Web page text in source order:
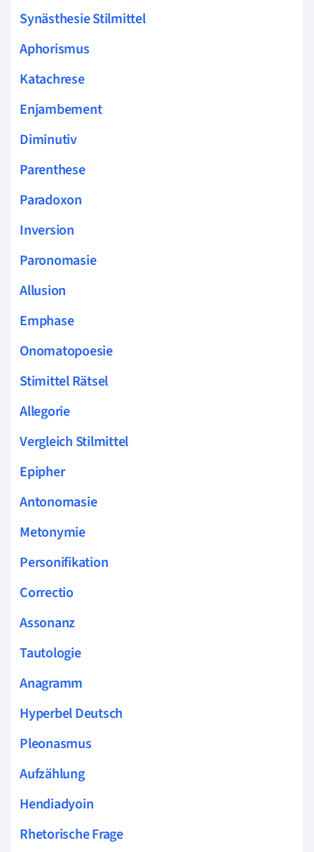
Synästhesie Stilmittel
Aphorismus
Katachrese
Enjambement
Diminutiv
Parenthese
Paradoxon
Inversion
Paronomasie
Allusion
Emphase
Onomatopoesie
Stimittel Rätsel
Allegorie
Vergleich Stilmittel
Epipher
Antonomasie
Metonymie
Personifikation
Correctio
Assonanz
Tautologie
Anagramm
Hyperbel Deutsch
Pleonasmus
Aufzählung
Hendiadyoin
Rhetorische Frage